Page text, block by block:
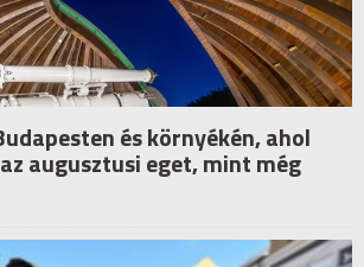
és környékén, ahol
augusztusi eget, mint még